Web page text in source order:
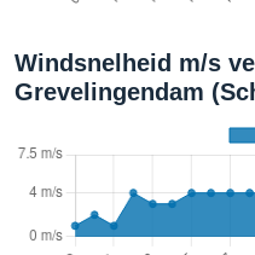
Windsnelheid m/s
Grevelingendam